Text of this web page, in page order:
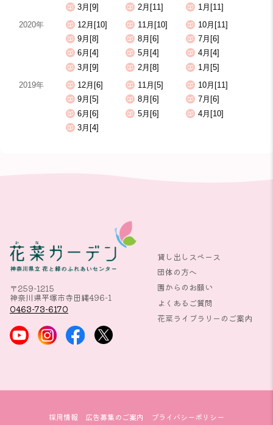
3月[9]
2月[11]
1月[11]
2020年
12月[10] 11月[10]
10月[11]
9月[8]
8月[6]
7月[6]
6月[4]
5月[4]
4月[4]
3月[9]
2月[8]
1月[5]
2019年
12月[6] 11月[5]
10月[11]
9月[5]
8月[6]
7月[6]
6月[6]
5月[6]
4月[10]
3月[4]
〒259-1215
神奈川県平塚市寺田縄496-1
0463-73-6170
貸し出しスペース
団体の方へ
園からのお願い
よくあるご質問
花菜ライブラリーのご案内
採用情報 広告募集のご案内 プライバシーポリシー